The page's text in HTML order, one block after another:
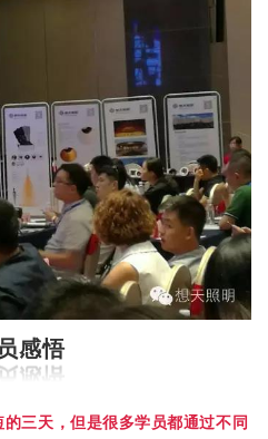
感悟
三天，但是很多学员都通过不同